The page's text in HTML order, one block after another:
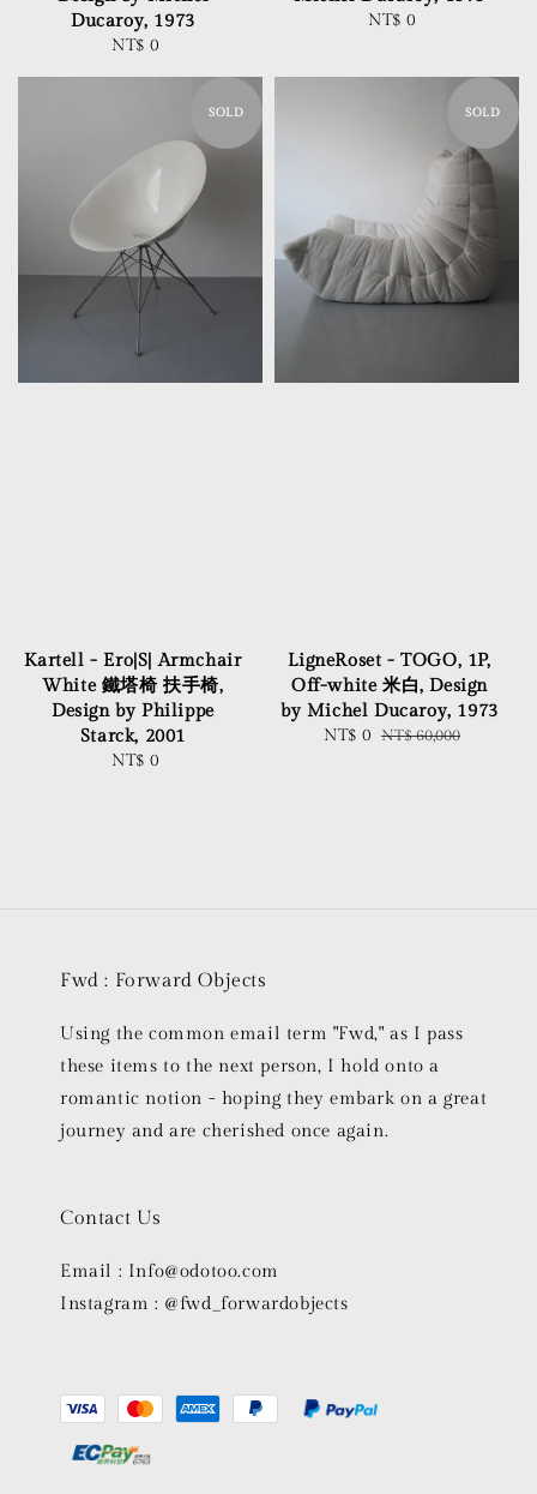
Ducaroy, 1973
Regular
NT$ 0
Regular
NT$ 0
SOLD
Kartell - Ero|S| Armchair
White 鐵塔椅 扶手椅,
Design by Philippe
Starck, 2001
Regular
NT$ 0
SOLD
LigneRoset - TOGO, 1P,
Off-white 米白, Design
by Michel Ducaroy, 1973
Sale
NT$ 0 Regular
NT$ 60,000
Fwd : Forward Objects
Using the common email term "Fwd," as I pass
these items to the next person, I hold onto a
romantic notion - hoping they embark on a great
journey and are cherished once again.
Contact Us
Email : Info@odotoo.com
Instagram : @fwd_forwardobjects